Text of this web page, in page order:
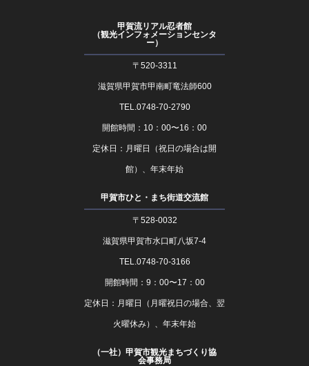
甲賀流リアル忍者館
（観光インフォメーションセンタ
ー）
〒520-3311
滋賀県甲賀市甲南町竜法師600
TEL.0748-70-2790
開館時間：10：00〜16：00
定休日：月曜日（祝日の場合は開
館）、年末年始
甲賀市ひと・まち街道交流館
〒528-0032
滋賀県甲賀市水口町八坂7-4
TEL.0748-70-3166
開館時間：9：00〜17：00
定休日：月曜日（月曜祝日の場合、翌
火曜休み）、年末年始
（一社）甲賀市観光まちづくり協
会事務局